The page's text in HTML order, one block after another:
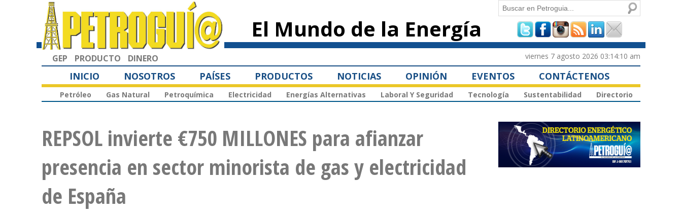
principal
El Mundo de la Energía
Formulario de
búsqueda
Buscar
GEP PRODUCTO DINERO viernes 7 agosto 2026 03:14:10 am
INICIO NOSOTROS PAÍSES PRODUCTOS NOTICIAS OPINIÓN EVENTOS CONTÁCTENOS
Petróleo Gas Natural Petroquímica Electricidad Energías Alternativas Laboral Y Seguridad Tecnología Sustentabilidad Directorio
REPSOL invierte €750 MILLONES para afianzar
presencia en sector minorista de gas y electricidad
de España